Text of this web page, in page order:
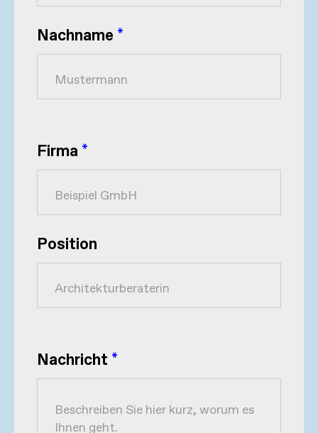
Nachname *
Firma *
Position
Nachricht *